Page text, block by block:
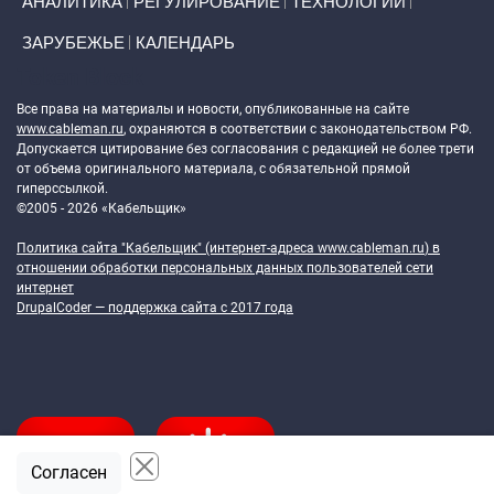
ЗАРУБЕЖЬЕ КАЛЕНДАРЬ
Все права на материалы и новости, опубликованные на сайте
www.cableman.ru, охраняются в соответствии с законодательством РФ.
Допускается цитирование без согласования с редакцией не более трети
от объема оригинального материала, с обязательной прямой
гиперссылкой.
©2005 - 2026 «Кабельщик»
Политика сайта "Кабельщик" (интернет-адреса www.cableman.ru) в
отношении обработки персональных данных пользователей сети
интернет
DrupalCoder — поддержка сайта c 2017 года
Согласен